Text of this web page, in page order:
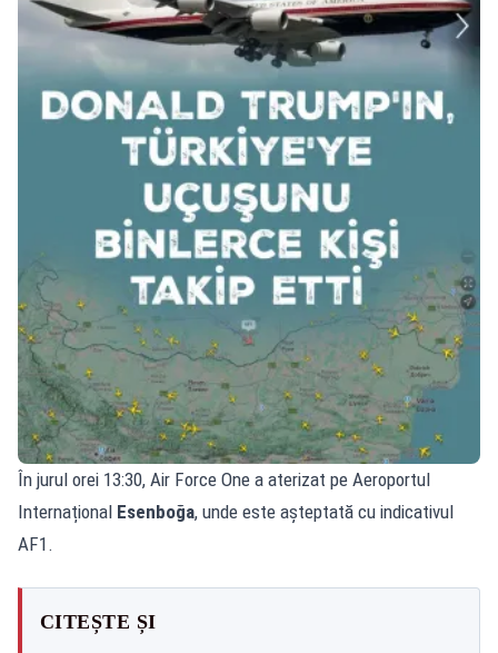
În jurul orei 13:30, Air Force One a aterizat pe Aeroportul
Internațional Esenboğa, unde este așteptată cu indicativul
AF1.
CITEȘTE ȘI